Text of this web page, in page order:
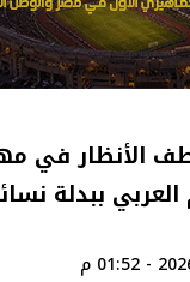
الأنظار في
ببدلة